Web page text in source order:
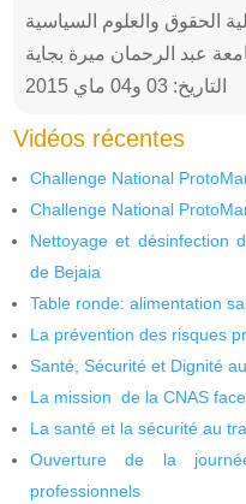
الحقوق والعلوم السياسية
عبد الرحمان ميرة بجاية
التاريخ: 03 و04 ماي 2015
Vidéos récentes
Challenge National
Challenge National
Nettoyage et désinfection
de Bejaia
Table ronde: alimentation
La prévention des risques
Santé, Sécurité et Dignité
La mission de la CNAS
La santé et la sécurité au
Ouverture de la
professionnels